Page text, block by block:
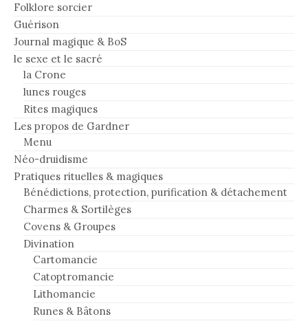
Folklore sorcier
Guérison
Journal magique & BoS
le sexe et le sacré
la Crone
lunes rouges
Rites magiques
Les propos de Gardner
Menu
Néo-druidisme
Pratiques rituelles & magiques
Bénédictions, protection, purification & détachement
Charmes & Sortilèges
Covens & Groupes
Divination
Cartomancie
Catoptromancie
Lithomancie
Runes & Bâtons